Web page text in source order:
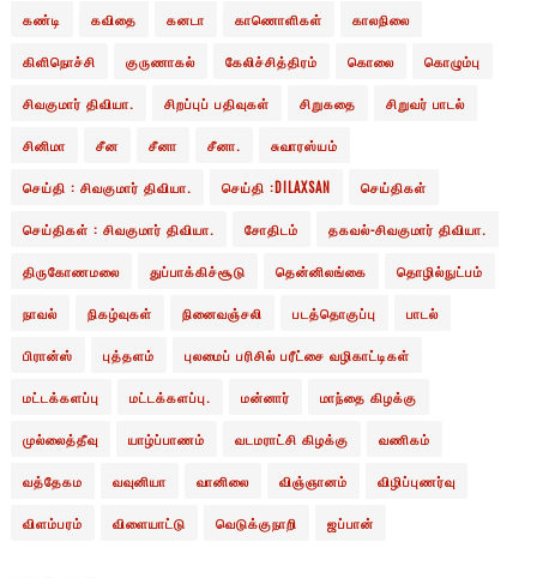
கண்டி கவிதை கனடா காணொளிகள் காலநிலை
கிளிநொச்சி குருணாகல் கேலிச்சித்திரம் கொலை கொழும்பு
சிவகுமார் திவியா. சிறப்புப் பதிவுகள் சிறுகதை சிறுவர் பாடல்
சினிமா சீன சீனா சீனா. சுவாரஸ்யம்
செய்தி : சிவகுமார் திவியா. செய்தி :DILAXSAN செய்திகள்
செய்திகள் : சிவகுமார் திவியா. சோதிடம் தகவல்-சிவகுமார் திவியா.
திருகோணமலை துப்பாக்கிச்சூடு தென்னிலங்கை தொழில்நுட்பம்
நாவல் நிகழ்வுகள் நினைவஞ்சலி படத்தொகுப்பு பாடல்
பிரான்ஸ் புத்தளம் புலமைப் பரிசில் பரீட்சை வழிகாட்டிகள்
மட்டக்களப்பு மட்டக்களப்பு. மன்னார் மாந்தை கிழக்கு
முல்லைத்தீவு யாழ்ப்பாணம் வடமராட்சி கிழக்கு வணிகம்
வத்தேகம வவுனியா வானிலை விஞ்ஞானம் விழிப்புணர்வு
விளம்பரம் விளையாட்டு வெடுக்குநாறி ஜப்பான்